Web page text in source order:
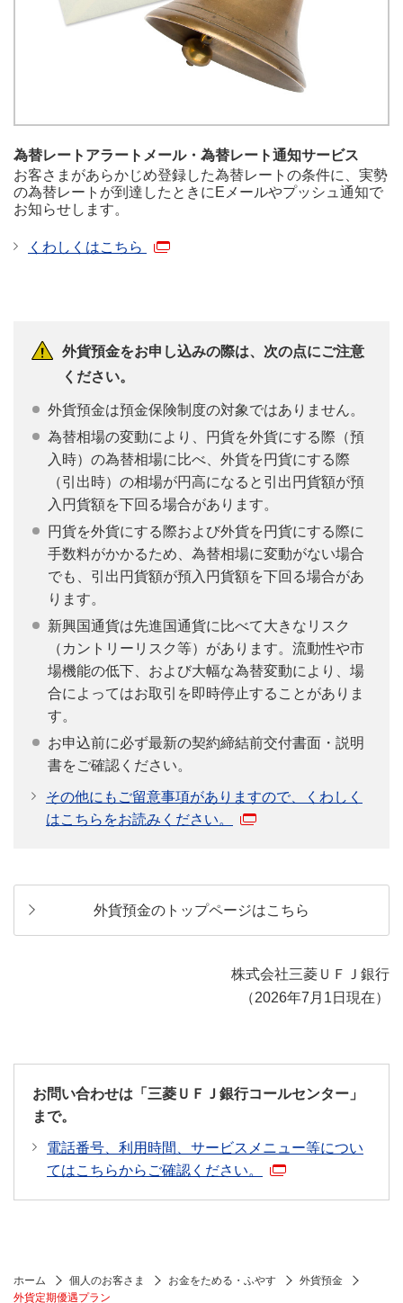
為替レートアラートメール・為替レート通知サービス
お客さまがあらかじめ登録した為替レートの条件に、実勢
の為替レートが到達したときにEメールやプッシュ通知で
お知らせします。
くわしくはこちら
外貨預金をお申し込みの際は、次の点にご注意
ください。
外貨預金は預金保険制度の対象ではありません。
為替相場の変動により、円貨を外貨にする際（預
入時）の為替相場に比べ、外貨を円貨にする際
（引出時）の相場が円高になると引出円貨額が預
入円貨額を下回る場合があります。
円貨を外貨にする際および外貨を円貨にする際に
手数料がかかるため、為替相場に変動がない場合
でも、引出円貨額が預入円貨額を下回る場合があ
ります。
新興国通貨は先進国通貨に比べて大きなリスク
（カントリーリスク等）があります。流動性や市
場機能の低下、および大幅な為替変動により、場
合によってはお取引を即時停止することがありま
す。
お申込前に必ず最新の契約締結前交付書面・説明
書をご確認ください。
その他にもご留意事項がありますので、くわしく
はこちらをお読みください。
外貨預金のトップページはこちら
株式会社三菱ＵＦＪ銀行
（2026年7月1日現在）
お問い合わせは「三菱ＵＦＪ銀行コールセンター」
まで。
電話番号、利用時間、サービスメニュー等につい
てはこちらからご確認ください。
ホーム 個人のお客さま お金をためる・ふやす
外貨預金
外貨定期優遇プラン